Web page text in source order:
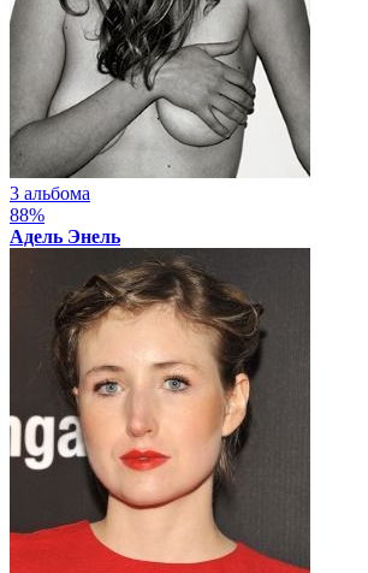
3 альбома
88%
Адель Энель